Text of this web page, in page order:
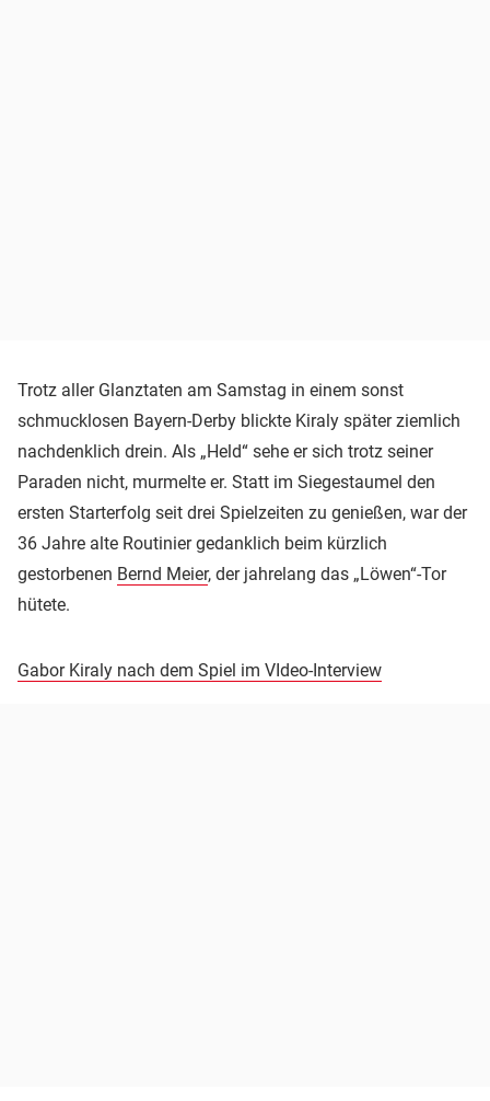
Trotz aller Glanztaten am Samstag in einem sonst
schmucklosen Bayern-Derby blickte Kiraly später ziemlich
nachdenklich drein. Als „Held“ sehe er sich trotz seiner
Paraden nicht, murmelte er. Statt im Siegestaumel den
ersten Starterfolg seit drei Spielzeiten zu genießen, war der
36 Jahre alte Routinier gedanklich beim kürzlich
gestorbenen Bernd Meier, der jahrelang das „Löwen“-Tor
hütete.
Gabor Kiraly nach dem Spiel im VIdeo-Interview